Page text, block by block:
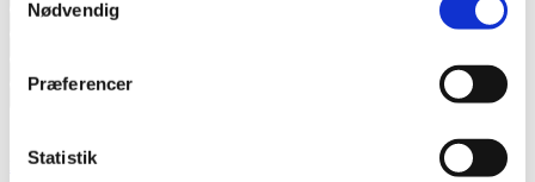
Nødvendig
Præferencer
Statistik
Pallereoler - dybdestabling
Lagerreoler til showroom hos Bent Brandt